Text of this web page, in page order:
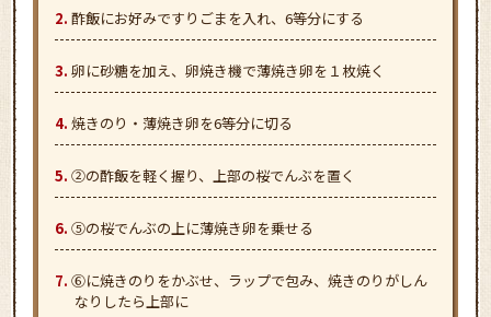
酢飯にお好みですりごまを入れ、6等分にする
卵に砂糖を加え、卵焼き機で薄焼き卵を１枚焼く
焼きのり・薄焼き卵を6等分に切る
②の酢飯を軽く握り、上部の桜でんぶを置く
⑤の桜でんぶの上に薄焼き卵を乗せる
⑥に焼きのりをかぶせ、ラップで包み、焼きのりがしん
なりしたら上部に